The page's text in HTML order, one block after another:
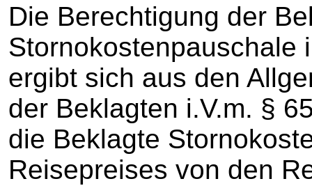
Die Berechtigung der
Stornokostenpauschale
ergibt sich aus den
der Beklagten i.V.m. §
die Beklagte
Reisepreises von den